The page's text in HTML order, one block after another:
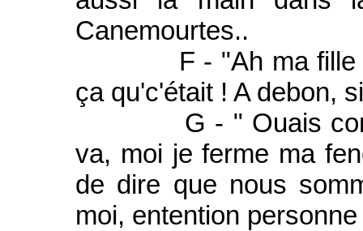
Canemourtes..
F - "Ah ma fille j'te
ça qu'c'était ! A debon,
G - " Ouais
va, moi je ferme ma
de dire que nous
moi, entention